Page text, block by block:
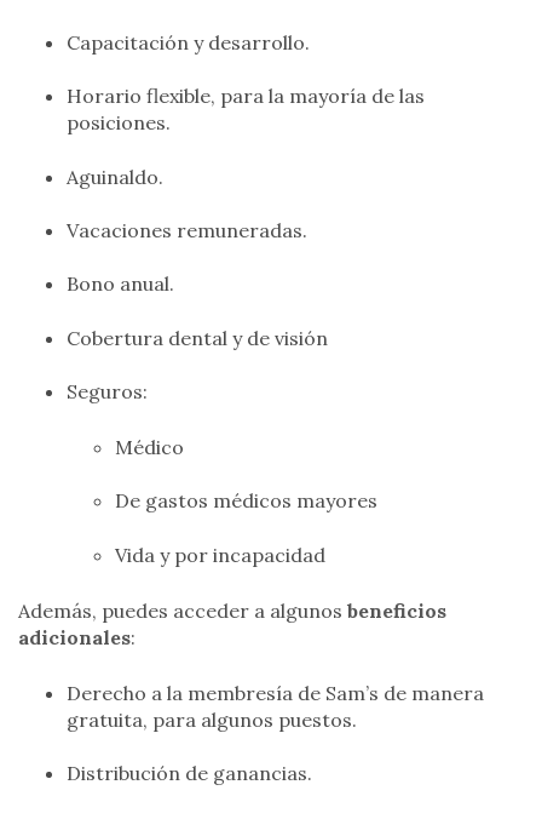
Capacitación y desarrollo.
Horario flexible, para la mayoría de las
posiciones.
Aguinaldo.
Vacaciones remuneradas.
Bono anual.
Cobertura dental y de visión
Seguros:
Médico
De gastos médicos mayores
Vida y por incapacidad
Además, puedes acceder a algunos beneficios
adicionales:
Derecho a la membresía de Sam’s de manera
gratuita, para algunos puestos.
Distribución de ganancias.